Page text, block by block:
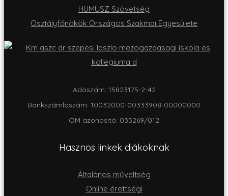
HUMUSZ Szövetség
Osztályfőnökök Országos Szakmai Egyesülete
Adószám: 15823175-2-42
Bankszámlaszám: 10032000-00333908-00000000
OM azonositó: 035269/012
Hasznos linkek diákoknak
Általános műveltség
Online érettségi